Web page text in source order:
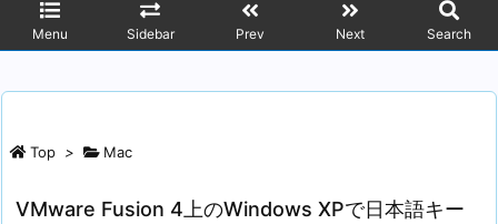
Menu Sidebar Prev Next Search
Top > Mac
VMware Fusion 4上のWindows XPで日本語キー